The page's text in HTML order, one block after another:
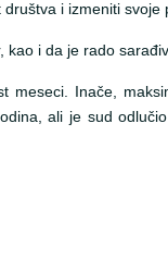
i izmeniti svoje
kao i da je rado
meseci. Inače,
ali je sud